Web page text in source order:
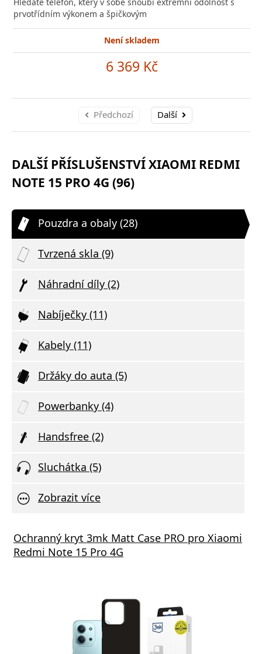
prvotřídním výkonem a špičkovým
Není skladem
6 369 Kč
Předchozí Další
DALŠÍ PŘÍSLUŠENSTVÍ XIAOMI REDMI
NOTE 15 PRO 4G (96)
Pouzdra a obaly (28)
Tvrzená skla (9)
Náhradní díly (2)
Nabíječky (11)
Kabely (11)
Držáky do auta (5)
Powerbanky (4)
Handsfree (2)
Sluchátka (5)
Zobrazit více
Ochranný kryt 3mk Matt Case PRO pro Xiaomi
Redmi Note 15 Pro 4G